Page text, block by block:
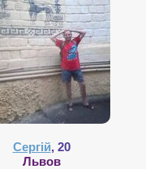
Сергій, 20
Львов